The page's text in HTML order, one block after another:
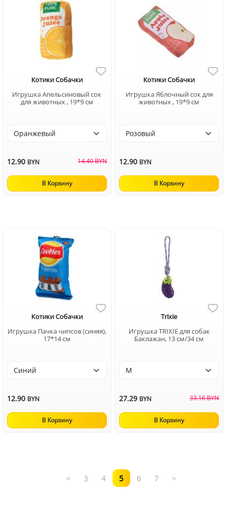
Котики Собачки
Игрушка Апельсиновый сок
для животных , 19*9 см
12.90 BYN 14.40 BYN
В Корзину
Котики Собачки
Игрушка Яблочный сок для
животных , 19*9 см
12.90 BYN
В Корзину
Котики Собачки
Игрушка Пачка чипсов (синяя),
17*14 см
12.90 BYN
В Корзину
Trixie
Игрушка TRIXIE для собак
Баклажан, 13 см/34 см
27.29 BYN 33.16 BYN
В Корзину
< 3 4 5 6 7 >